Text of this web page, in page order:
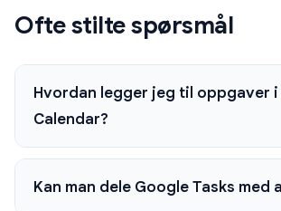
Ofte stilte spørsmål
Hvordan legger jeg til oppgaver
Calendar?
Kan man dele Google Tasks med